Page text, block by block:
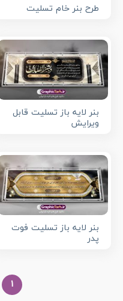
طرح بنر خام تسلیت
بنر لایه باز تسلیت قابل
ویرایش
بنر لایه باز تسلیت فوت
پدر
1